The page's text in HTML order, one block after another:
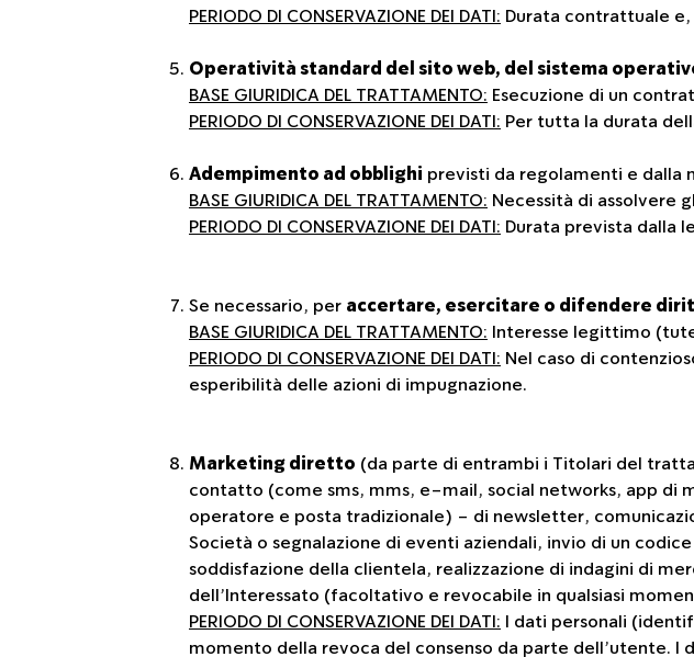
PERIODO DI CONSERVAZIONE DEI DATI: Durata contrattuale e,
Operatività standard del sito web, del sistema
BASE GIURIDICA DEL TRATTAMENTO: Esecuzione di un
PERIODO DI CONSERVAZIONE DEI DATI: Per tutta la durata
Adempimento ad obblighi previsti da regolamenti e dalla
BASE GIURIDICA DEL TRATTAMENTO: Necessità di assolvere
PERIODO DI CONSERVAZIONE DEI DATI: Durata prevista dalla
Se necessario, per accertare, esercitare o difendere
BASE GIURIDICA DEL TRATTAMENTO: Interesse legittimo
PERIODO DI CONSERVAZIONE DEI DATI: Nel caso di
esperibilità delle azioni di impugnazione.
Marketing diretto (da parte di entrambi i Titolari del
contatto (come sms, mms, e-mail, social networks, app di
operatore e posta tradizionale) - di newsletter,
Società o segnalazione di eventi aziendali, invio di un
soddisfazione della clientela, realizzazione di indagini di
dell’Interessato (facoltativo e revocabile in qualsiasi
PERIODO DI CONSERVAZIONE DEI DATI: I dati personali
momento della revoca del consenso da parte dell’utente.